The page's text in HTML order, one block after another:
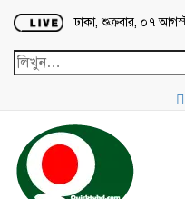
Loading...
ঢাকা, শুক্রবার, ০৭